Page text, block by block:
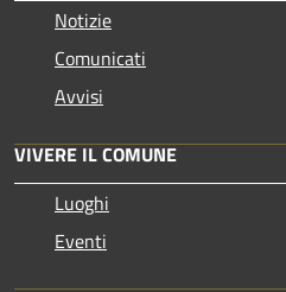
Notizie
Comunicati
Avvisi
VIVERE IL COMUNE
Luoghi
Eventi